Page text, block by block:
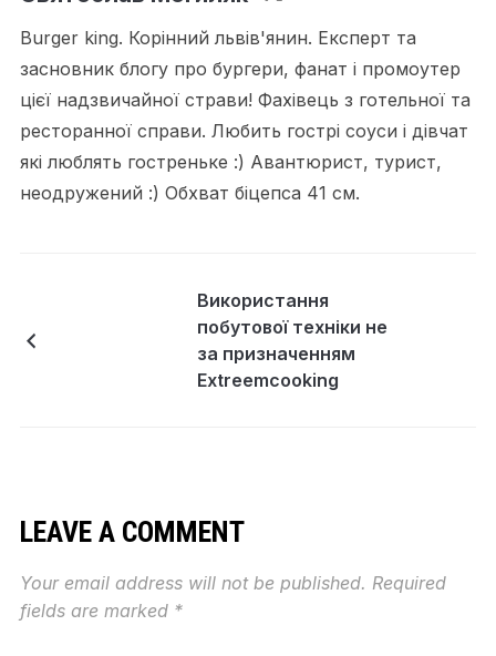
Burger king. Корінний львів'янин. Експерт та
засновник блогу про бургери, фанат і промоутер
цієї надзвичайної страви! Фахівець з готельної та
ресторанної справи. Любить гострі соуси і дівчат
які люблять гостреньке :) Авантюрист, турист,
неодружений :) Обхват біцепса 41 см.
Використання
побутової техніки не
за призначенням
Extreemcooking
LEAVE A COMMENT
Your email address will not be published. Required
fields are marked *